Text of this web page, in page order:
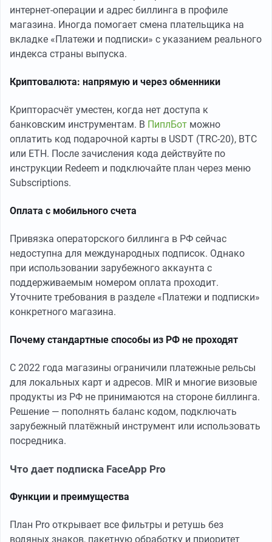
интернет-операции и адрес биллинга в профиле
магазина. Иногда помогает смена плательщика на
вкладке «Платежи и подписки» с указанием реального
индекса страны выпуска.
Криптовалюта: напрямую и через обменники
Крипторасчёт уместен, когда нет доступа к
банковским инструментам. В ПиплБот можно
оплатить код подарочной карты в USDT (TRC-20), BTC
или ETH. После зачисления кода действуйте по
инструкции Redeem и подключайте план через меню
Subscriptions.
Оплата с мобильного счета
Привязка операторского биллинга в РФ сейчас
недоступна для международных подписок. Однако
при использовании зарубежного аккаунта с
поддерживаемым номером оплата проходит.
Уточните требования в разделе «Платежи и подписки»
конкретного магазина.
Почему стандартные способы из РФ не проходят
С 2022 года магазины ограничили платежные рельсы
для локальных карт и адресов. MIR и многие визовые
продукты из РФ не принимаются на стороне биллинга.
Решение — пополнять баланс кодом, подключать
зарубежный платёжный инструмент или использовать
посредника.
Что дает подписка FaceApp Pro
Функции и преимущества
План Pro открывает все фильтры и ретушь без
водяных знаков, пакетную обработку и приоритет